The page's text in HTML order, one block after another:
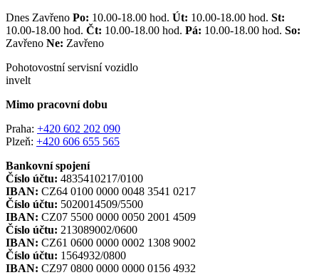
Dnes Zavřeno Po: 10.00-18.00 hod. Út: 10.00-18.00 hod. St:
10.00-18.00 hod. Čt: 10.00-18.00 hod. Pá: 10.00-18.00 hod. So:
Zavřeno Ne: Zavřeno
Pohotovostní servisní vozidlo
invelt
Mimo pracovní dobu
Praha: +420 602 202 090
Plzeň: +420 606 655 565
Bankovní spojení
Číslo účtu: 4835410217/0100
IBAN: CZ64 0100 0000 0048 3541 0217
Číslo účtu: 5020014509/5500
IBAN: CZ07 5500 0000 0050 2001 4509
Číslo účtu: 213089002/0600
IBAN: CZ61 0600 0000 0002 1308 9002
Číslo účtu: 1564932/0800
IBAN: CZ97 0800 0000 0000 0156 4932